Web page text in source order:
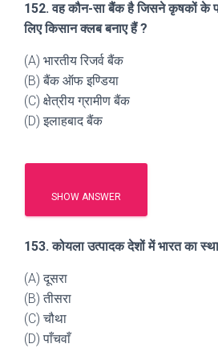
152. वह कौन-सा बैंक है जिसने कृषकों के
लिए किसान क्लब बनाए हैं ?
(A) भारतीय रिजर्व बैंक
(B) बैंक ऑफ इण्डिया
(C) क्षेत्रीय ग्रामीण बैंक
(D) इलाहबाद बैंक
SHOW ANSWER
153. कोयला उत्पादक देशों में भारत का
(A) दूसरा
(B) तीसरा
(C) चौथा
(D) पाँचवाँ